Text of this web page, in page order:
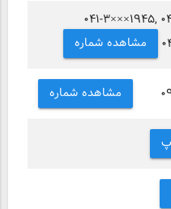
۰۴۱-۳×××۱۹۴۶,
مشاهده شماره
مشاهده شماره